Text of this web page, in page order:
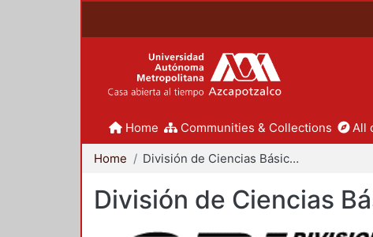
Home Communities & Collections All
Home División de Ciencias Básicas e Ingeniería
División de Ciencias